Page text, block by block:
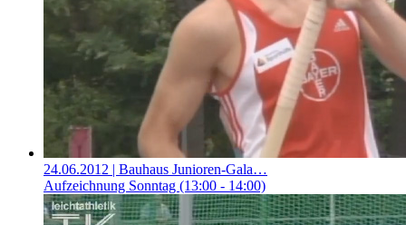
24.06.2012 | Bauhaus Junioren-Gala…
Aufzeichnung Sonntag (13:00 - 14:00)